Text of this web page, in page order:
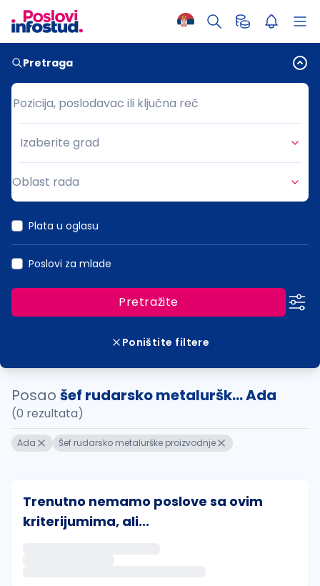
Pretraga
Pozicija, poslodavac ili ključna reč
Pozicija, poslodavac ili ključna reč
Grad
Izaberite grad
Oblast rada
Plata u oglasu
Poslovi za mlade
Pretražite
Poništite filtere
Posao šef rudarsko metaluršk... Ada
(0 rezultata)
Ada Šef rudarsko metalurške proizvodnje
Trenutno nemamo poslove sa ovim
kriterijumima, ali...